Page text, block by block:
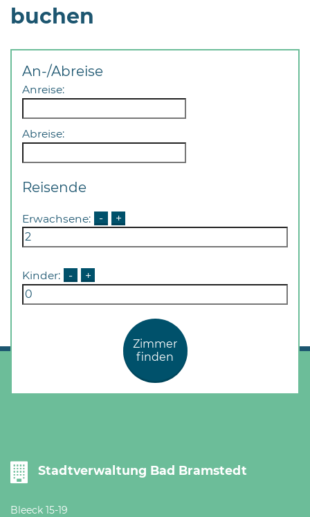
der
Öffnungszeiten
buchen
An-/Abreise
Anreise:
Abreise:
Reisende
Erwachsene: - +
Kinder: - +
Zimmer
finden
Stadtverwaltung Bad Bramstedt
Bleeck 15-19